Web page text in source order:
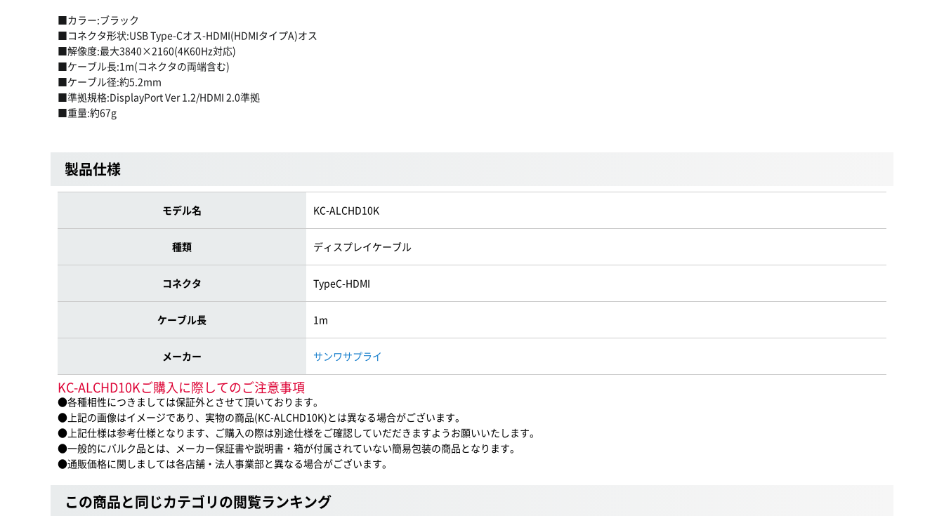
■カラー:ブラック
■コネクタ形状:USB Type-Cオス-HDMI(HDMIタイプA)オス
■解像度:最大3840×2160(4K60Hz対応)
■ケーブル長:1m(コネクタの両端含む)
■ケーブル径:約5.2mm
■準拠規格:DisplayPort Ver 1.2/HDMI 2.0準拠
■重量:約67g
製品仕様
モデル名 KC-ALCHD10K
種類 ディスプレイケーブル
コネクタ TypeC-HDMI
ケーブル長 1m
メーカー サンワサプライ
KC-ALCHD10Kご購入に際してのご注意事項
●各種相性につきましては保証外とさせて頂いております。
●上記の画像はイメージであり、実物の商品(KC-ALCHD10K)とは異なる場合がございます。
●上記仕様は参考仕様となります、ご購入の際は別途仕様をご確認していだだきますようお願いいたします。
●一般的にバルク品とは、メーカー保証書や説明書・箱が付属されていない簡易包装の商品となります。
●通販価格に関しましては各店舗・法人事業部と異なる場合がございます。
この商品と同じカテゴリの閲覧ランキング